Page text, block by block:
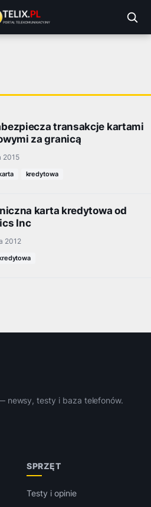
transakcje kartami
za granicą
2015
kredytowa
karta kredytowa od
Inc
2012
newsy, testy i baza telefonów.
SPRZĘT
Testy i opinie